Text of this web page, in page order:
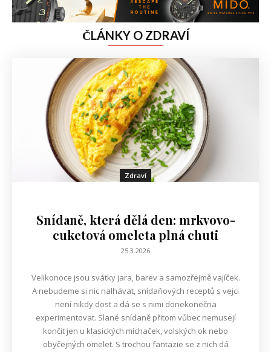
ČLÁNKY O ZDRAVÍ
Zdraví
Snídaně, která dělá den: mrkvovo-
cuketová omeleta plná chuti
25.3.2026
Velikonoce jsou svátky jara, barev a samozřejmě vajíček.
A nebudeme si nic nalhávat, snídaňových receptů s vejci
není nikdy dost a dá se s nimi donekonečna
experimentovat. Slané snídaně přitom vůbec nemusejí
končit jen u klasických míchaček, volských ok nebo
obyčejných omelet. S trochou fantazie se z nich dá